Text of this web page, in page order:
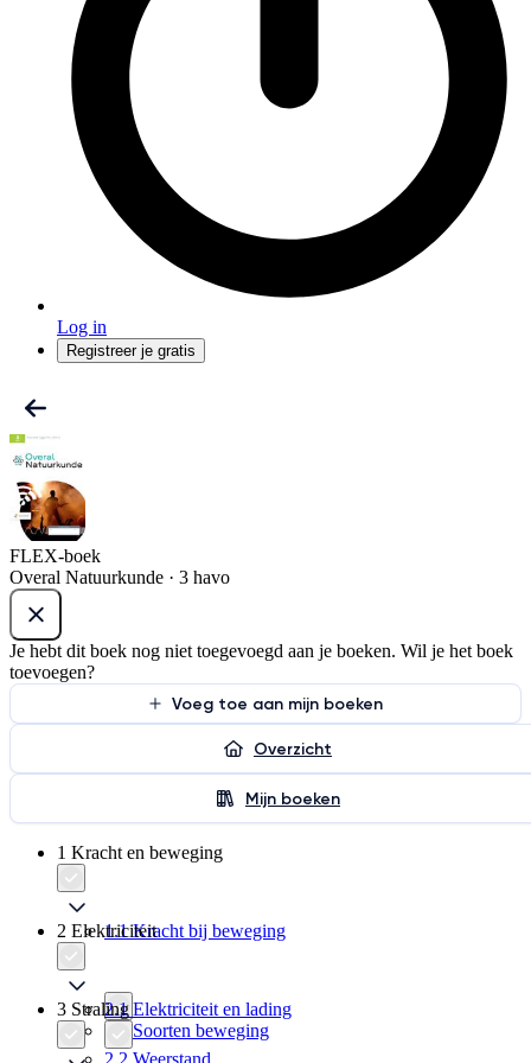
Log in
Registreer je gratis
FLEX-boek
Overal Natuurkunde · 3 havo
Je hebt dit boek nog niet toegevoegd aan je boeken. Wil je het boek
toevoegen?
Voeg toe aan mijn boeken
Overzicht
Mijn boeken
1 Kracht en beweging
1.1 Kracht bij beweging
1.2 Soorten beweging
2 Elektriciteit
2.1 Elektriciteit en lading
3 Straling